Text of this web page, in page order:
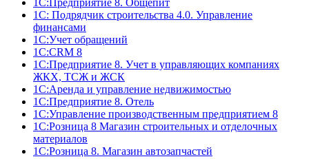
1С: Подрядчик строительства 4.0. Управление
финансами
1С:Учет обращений
1C:CRM 8
1С:Предприятие 8. Учет в управляющих компаниях
ЖКХ, ТСЖ и ЖСК
1С:Аренда и управление недвижимостью
1С:Предприятие 8. Отель
1C:Управление производственным предприятием 8
1С:Розница 8 Магазин строительных и отделочных
материалов
1С:Розница 8. Магазин автозапчастей